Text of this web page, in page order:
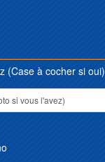
(Case à cocher si oui)